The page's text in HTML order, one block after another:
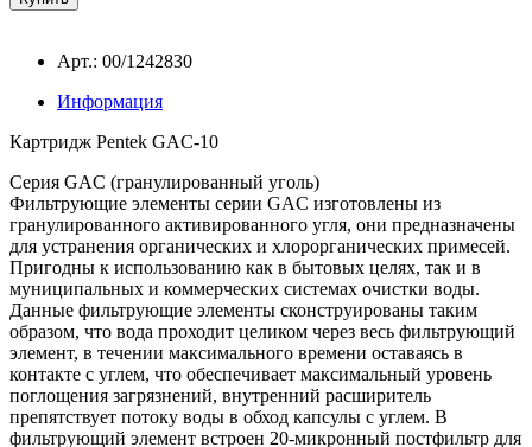
Арт.: 00/1242830
Информация
Картридж Pentek GAC-10
Серия GAC (гранулированный уголь)
Фильтрующие элементы серии GAC изготовлены из
гранулированного активированного угля, они предназначены
для устранения органических и хлорорганических примесей.
Пригодны к использованию как в бытовых целях, так и в
муниципальных и коммерческих системах очистки воды.
Данные фильтрующие элементы сконструированы таким
образом, что вода проходит целиком через весь фильтрующий
элемент, в течении максимального времени оставаясь в
контакте с углем, что обеспечивает максимальный уровень
поглощения загрязнений, внутренний расширитель
препятствует потоку воды в обход капсулы с углем. В
фильтрующий элемент встроен 20-микронный постфильтр для